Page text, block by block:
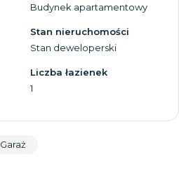
Budynek apartamentowy
Stan nieruchomości
Stan deweloperski
Liczba łazienek
1
Garaż